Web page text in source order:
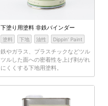
下塗り用塗料 非鉄バインダー
塗料 下地 油性 Dippin' Paint
鉄やガラス、プラスチックなどツル
ツルした面への密着性を上げ剥がれ
にくくする下地用塗料。